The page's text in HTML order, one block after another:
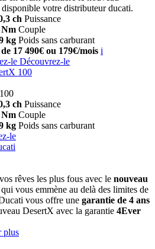
votre distributeur ducati.
ch Puissance
Nm Couple
kg Poids sans carburant
17 490€ ou 179€/mois i
le Découvrez-le
100
ch Puissance
Nm Couple
kg Poids sans carburant
le
rêves les plus fous avec le nouveau
qui vous emmène au delà des limites de
vous offre une garantie de 4 ans
DesertX avec la garantie 4Ever
plus